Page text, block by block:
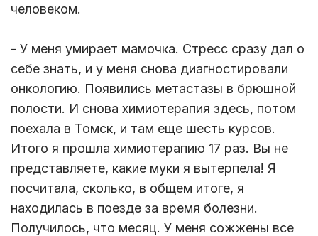
человеком.
- У меня умирает мамочка. Стресс сразу дал о
себе знать, и у меня снова диагностировали
онкологию. Появились метастазы в брюшной
полости. И снова химиотерапия здесь, потом
поехала в Томск, и там еще шесть курсов.
Итого я прошла химиотерапию 17 раз. Вы не
представляете, какие муки я вытерпела! Я
посчитала, сколько, в общем итоге, я
находилась в поезде за время болезни.
Получилось, что месяц. У меня сожжены все